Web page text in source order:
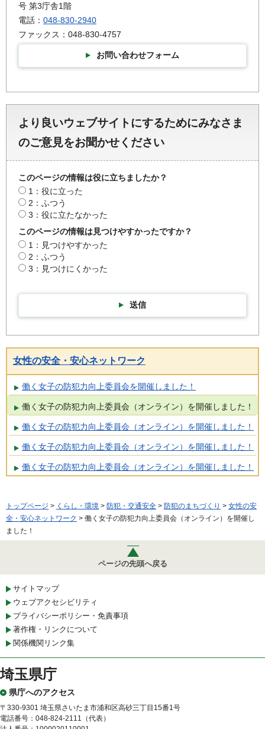
号 第3庁舎1階
電話： 048-830-2940
ファックス：048-830-4757
お問い合わせフォーム
より良いウェブサイトにするためにみなさま
のご意見をお聞かせください
このページの情報は役に立ちましたか？
1：役に立った
2：ふつう
3：役に立たなかった
このページの情報は見つけやすかったですか？
1：見つけやすかった
2：ふつう
3：見つけにくかった
送信
女性の安全・安心ネットワーク
働く女子の防犯力向上委員会を開催しました！
働く女子の防犯力向上委員会（オンライン）を開催しました！
働く女子の防犯力向上委員会（オンライン）を開催しました！
働く女子の防犯力向上委員会（オンライン）を開催しました！
働く女子の防犯力向上委員会（オンライン）を開催しました！
トップページ > くらし・環境 > 防犯・交通安全 > 防犯のまちづくり > 女性の安
全・安心ネットワーク > 働く女子の防犯力向上委員会（オンライン）を開催し
ました！
ページの先頭へ戻る
サイトマップ
ウェブアクセシビリティ
プライバシーポリシー・免責事項
著作権・リンクについて
関係機関リンク集
埼玉県庁
県庁へのアクセス
〒330-9301 埼玉県さいたま市浦和区高砂三丁目15番1号
電話番号：048-824-2111（代表）